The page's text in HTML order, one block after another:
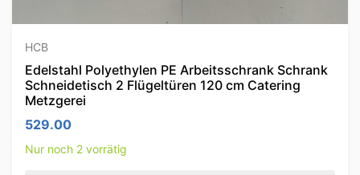
HCB
Edelstahl Polyethylen PE Arbeitsschrank Schrank
Schneidetisch 2 Flügeltüren 120 cm Catering
Metzgerei
529.00
Nur noch 2 vorrätig